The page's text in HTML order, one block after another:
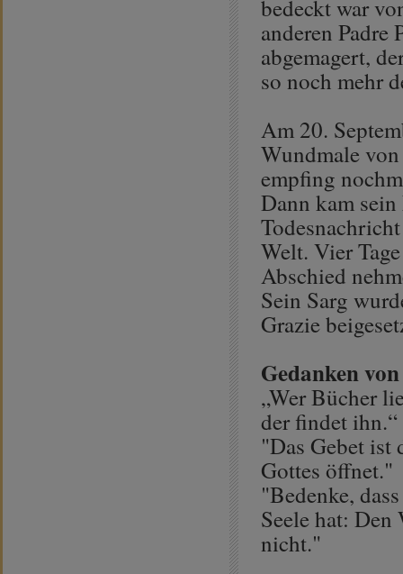
bedeckt war
anderen Padre
abgemagert,
so noch mehr
Am 20.
Wundmale
empfing
Dann kam
Welt. Vier
Abschied
Sein Sarg
Grazie
Gedanken
„Wer Bücher
der findet ihn.“
"Das Gebet ist
Gottes öffnet."
"Bedenke,
Seele hat:
nicht."